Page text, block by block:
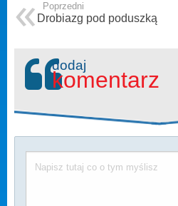
Poprzedni
Drobiazg pod poduszką
dodaj
komentarz